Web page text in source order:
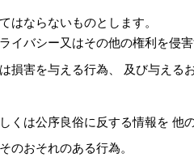
はならないものとします。
バシー又はその他の権利を侵
害を与える行為、 及び与える
は公序良俗に反する情報を 他
のおそれのある行為。